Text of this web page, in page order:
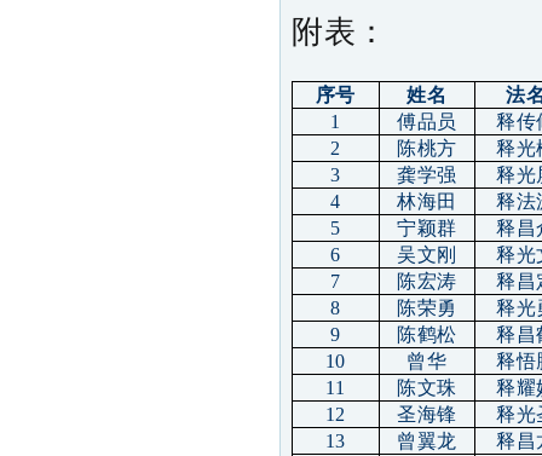
附表：
序号 姓名
法
1
傅品员
释传
2
陈桃方
释光
3
龚学强
释光
4
林海田
释法
5
宁颖群
释昌
6
吴文刚
释光
7
陈宏涛
释昌
8
陈荣勇
释光
9
陈鹤松
释昌
10
曾华
释悟
11
陈文珠
释耀
12
圣海锋
释光
13
曾翼龙
释昌